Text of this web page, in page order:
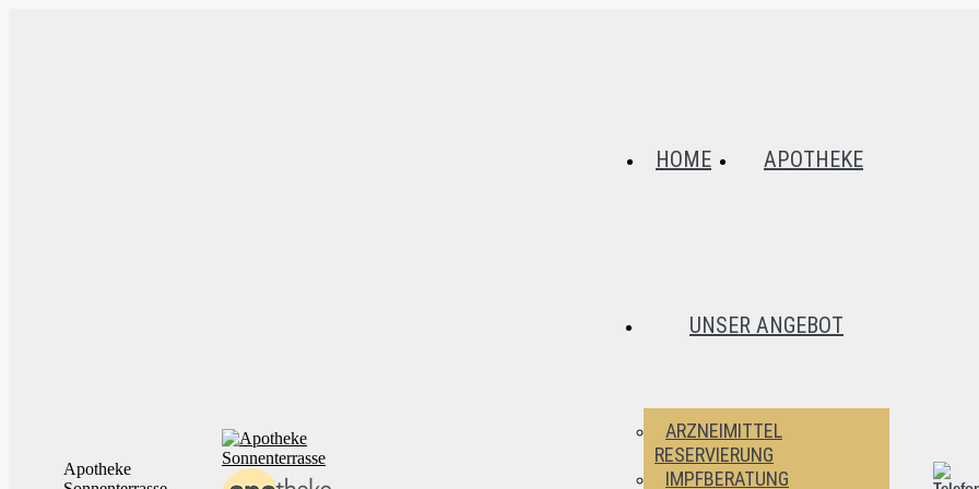
Apotheke
HOME APOTHEKE
UNSER ANGEBOT
ARZNEIMITTEL
RESERVIERUNG
IMPFBERATUNG